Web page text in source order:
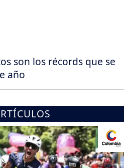
son los récords que se
año